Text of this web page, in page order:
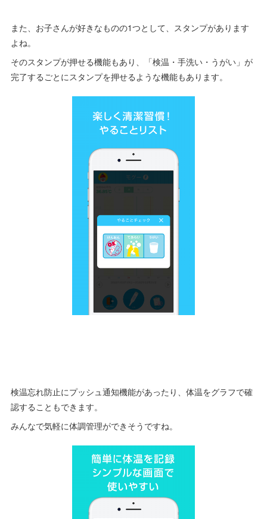
また、お子さんが好きなものの1つとして、スタンプがあります
よね。
そのスタンプが押せる機能もあり、「検温・手洗い・うがい」が
完了するごとにスタンプを押せるような機能もあります。
検温忘れ防止にプッシュ通知機能があったり、体温をグラフで確
認することもできます。
みんなで気軽に体調管理ができそうですね。